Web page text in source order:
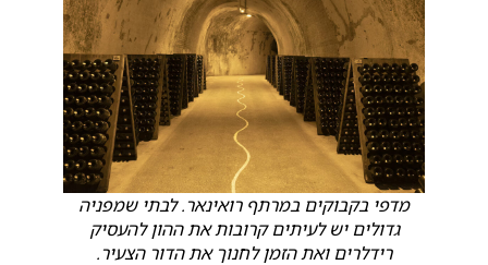
מדפי בקבוקים במרתף רואינאר. לבתי שמפניה
גדולים יש לעיתים קרובות את ההון להעסיק
רידלרים ואת הזמן לחנוך את הדור הצעיר.